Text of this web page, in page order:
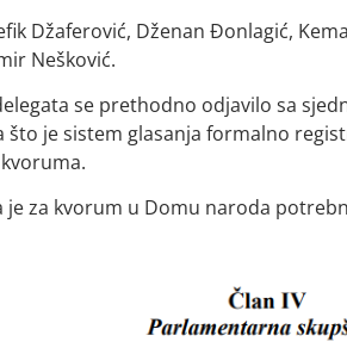
Džaferović, Dženan Đonlagić,
Nešković.
se prethodno odjavilo sa
je sistem glasanja formalno
je za kvorum u Domu naroda